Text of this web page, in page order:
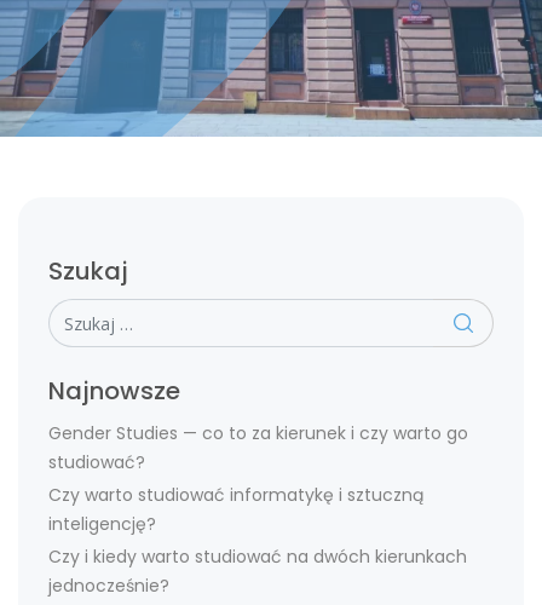
Szukaj
Szukaj
Najnowsze
Gender Studies — co to za kierunek i czy warto go
studiować?
Czy warto studiować informatykę i sztuczną
inteligencję?
Czy i kiedy warto studiować na dwóch kierunkach
jednocześnie?